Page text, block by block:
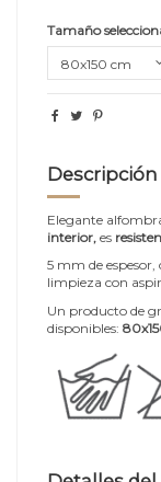
Tamaño
Descripción
Elegante
interior, es
5 mm de
limpieza con
Un producto de
disponibles: